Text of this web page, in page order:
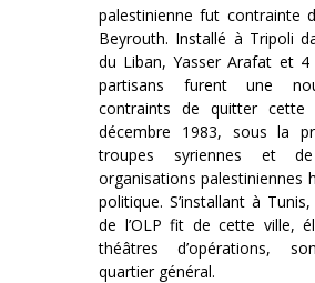
palestinienne fut contrainte
Beyrouth. Installé à Tripoli
du Liban, Yasser Arafat et 4
partisans furent une
contraints de quitter cette
décembre 1983, sous la
troupes syriennes et de
organisations palestiniennes
politique. S’installant à
de l’OLP fit de cette ville,
théâtres d’opérations,
quartier général.